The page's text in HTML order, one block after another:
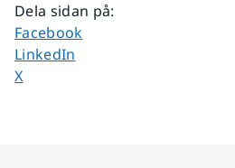
Dela sidan på:
Dela sidan på
Facebook
Dela sidan på
LinkedIn
Dela sidan på
X